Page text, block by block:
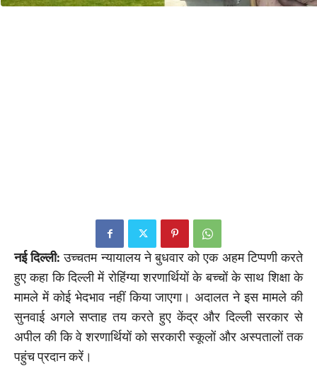
नई दिल्ली: उच्चतम न्यायालय ने बुधवार को एक अहम टिप्पणी करते
हुए कहा कि दिल्ली में रोहिंग्या शरणार्थियों के बच्चों के साथ शिक्षा के
मामले में कोई भेदभाव नहीं किया जाएगा। अदालत ने इस मामले की
सुनवाई अगले सप्ताह तय करते हुए केंद्र और दिल्ली सरकार से
अपील की कि वे शरणार्थियों को सरकारी स्कूलों और अस्पतालों तक
पहुंच प्रदान करें।